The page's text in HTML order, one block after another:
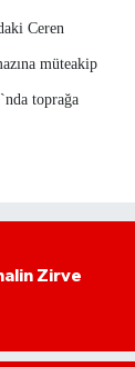
Ceren
müteakip
toprağa
Zirve